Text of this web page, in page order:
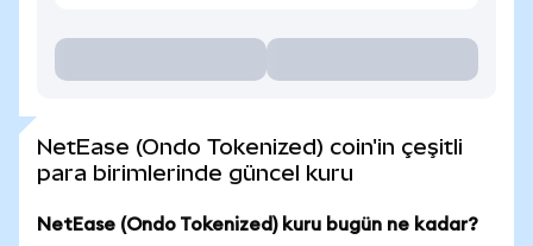
NetEase (Ondo Tokenized) coin'in çeşitli
para birimlerinde güncel kuru
NetEase (Ondo Tokenized) kuru bugün ne kadar?